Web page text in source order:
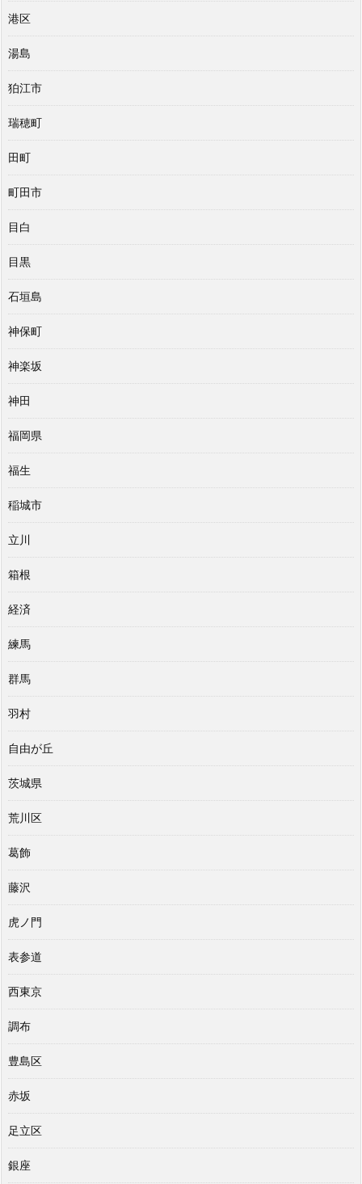
港区
湯島
狛江市
瑞穂町
田町
町田市
目白
目黒
石垣島
神保町
神楽坂
神田
福岡県
福生
稲城市
立川
箱根
経済
練馬
群馬
羽村
自由が丘
茨城県
荒川区
葛飾
藤沢
虎ノ門
表参道
西東京
調布
豊島区
赤坂
足立区
銀座